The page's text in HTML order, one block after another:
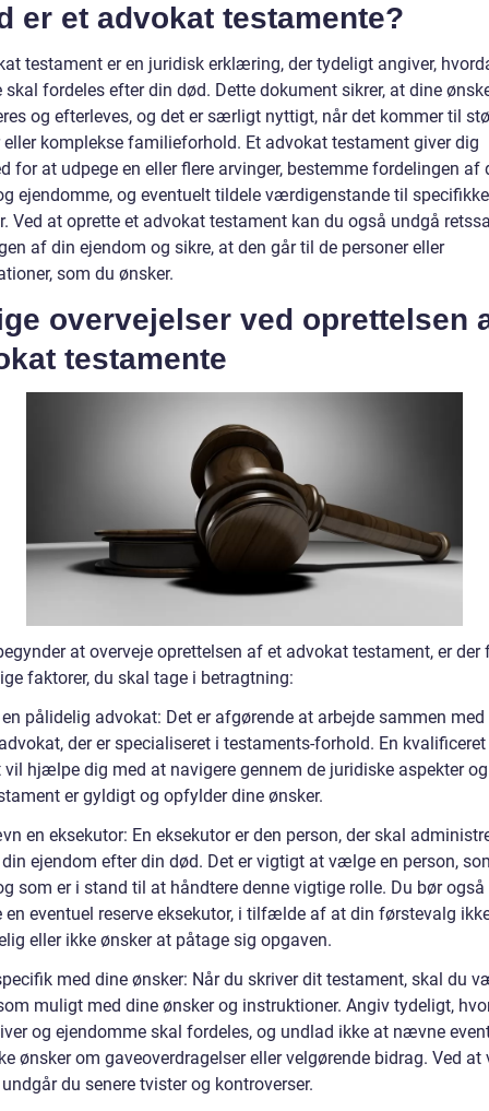
er et advokat testamente?
testament er en juridisk erklæring, der tydeligt angiver,
skal fordeles efter din død. Dette dokument sikrer, at dine
og efterleves, og det er særligt nyttigt, når det kommer til
komplekse familieforhold. Et advokat testament giver dig
for at udpege en eller flere arvinger, bestemme fordelingen af
ejendomme, og eventuelt tildele værdigenstande til specifikke
Ved at oprette et advokat testament kan du også undgå
af din ejendom og sikre, at den går til de personer eller
som du ønsker.
overvejelser ved oprettelsen
testamente
at overveje oprettelsen af et advokat testament, er der
faktorer, du skal tage i betragtning:
pålidelig advokat: Det er afgørende at arbejde sammen med
der er specialiseret i testaments-forhold. En kvalificeret
hjælpe dig med at navigere gennem de juridiske aspekter
er gyldigt og opfylder dine ønsker.
en eksekutor: En eksekutor er den person, der skal
ejendom efter din død. Det er vigtigt at vælge en person,
som er i stand til at håndtere denne vigtige rolle. Du bør også
en eventuel reserve eksekutor, i tilfælde af at din førstevalg
eller ikke ønsker at påtage sig opgaven.
med dine ønsker: Når du skriver dit testament, skal du
muligt med dine ønsker og instruktioner. Angiv tydeligt,
og ejendomme skal fordeles, og undlad ikke at nævne
ønsker om gaveoverdragelser eller velgørende bidrag. Ved
du senere tvister og kontroverser.